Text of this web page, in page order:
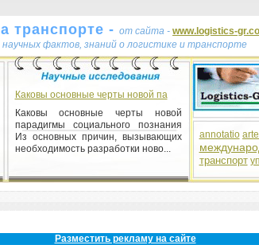
транспорте - от сайта - www.logistics-
фактов, знаний о логистике и транспорте
Каковы основные черты новой па
Каковы основные черты новой
парадигмы социального познания
Из основных причин, вызывающих
необходимость разработки ново...
annotatio arte
транспорт
Разместить рекламу на сайте